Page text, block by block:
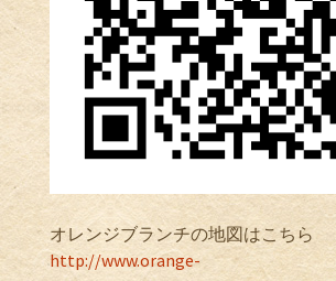
オレンジブランチの地図はこちら
http://www.orange-